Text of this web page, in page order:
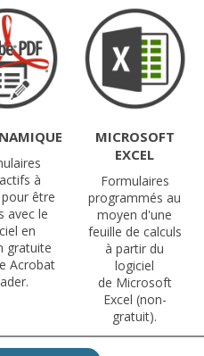
à
être
avec le
en
gratuite
Acrobat
MICROSOFT
EXCEL
Formulaires
programmés au
moyen d'une
feuille de calculs
à partir du
logiciel
de Microsoft
Excel (non-
gratuit).